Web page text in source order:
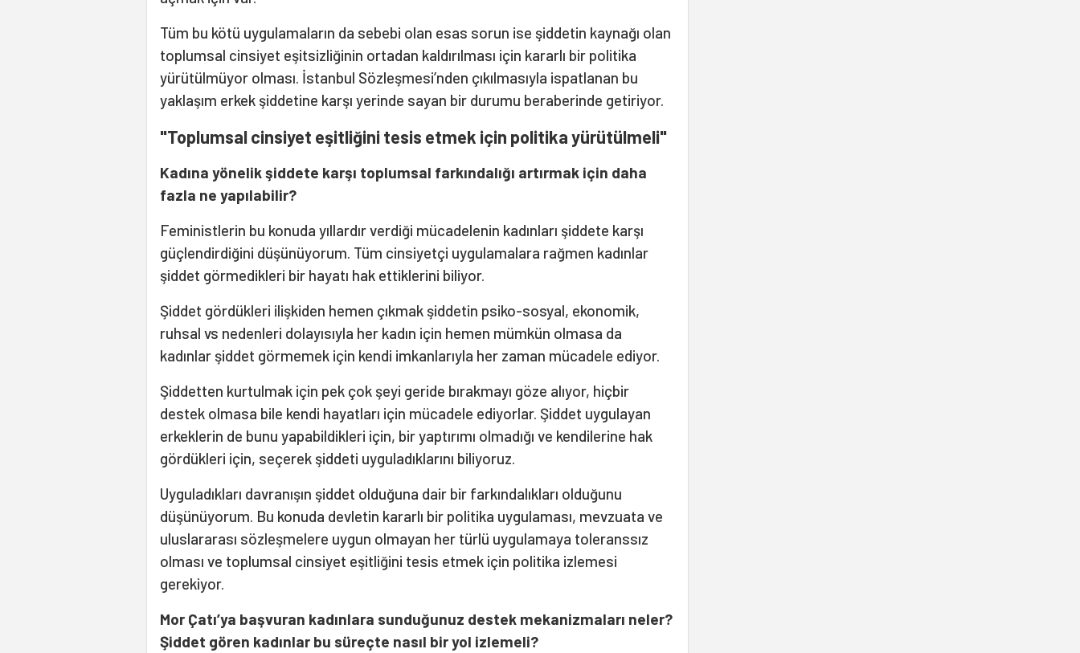
Tüm bu kötü uygulamaların da sebebi olan esas sorun ise şiddetin kaynağı olan
toplumsal cinsiyet eşitsizliğinin ortadan kaldırılması için kararlı bir politika
yürütülmüyor olması. İstanbul Sözleşmesi’nden çıkılmasıyla ispatlanan bu
yaklaşım erkek şiddetine karşı yerinde sayan bir durumu beraberinde getiriyor.
"Toplumsal cinsiyet eşitliğini tesis etmek için politika yürütülmeli"
Kadına yönelik şiddete karşı toplumsal farkındalığı artırmak için daha
fazla ne yapılabilir?
Feministlerin bu konuda yıllardır verdiği mücadelenin kadınları şiddete karşı
güçlendirdiğini düşünüyorum. Tüm cinsiyetçi uygulamalara rağmen kadınlar
şiddet görmedikleri bir hayatı hak ettiklerini biliyor.
Şiddet gördükleri ilişkiden hemen çıkmak şiddetin psiko-sosyal, ekonomik,
ruhsal vs nedenleri dolayısıyla her kadın için hemen mümkün olmasa da
kadınlar şiddet görmemek için kendi imkanlarıyla her zaman mücadele ediyor.
Şiddetten kurtulmak için pek çok şeyi geride bırakmayı göze alıyor, hiçbir
destek olmasa bile kendi hayatları için mücadele ediyorlar. Şiddet uygulayan
erkeklerin de bunu yapabildikleri için, bir yaptırımı olmadığı ve kendilerine hak
gördükleri için, seçerek şiddeti uyguladıklarını biliyoruz.
Uyguladıkları davranışın şiddet olduğuna dair bir farkındalıkları olduğunu
düşünüyorum. Bu konuda devletin kararlı bir politika uygulaması, mevzuata ve
uluslararası sözleşmelere uygun olmayan her türlü uygulamaya toleranssız
olması ve toplumsal cinsiyet eşitliğini tesis etmek için politika izlemesi
gerekiyor.
Mor Çatı’ya başvuran kadınlara sunduğunuz destek mekanizmaları neler?
Şiddet gören kadınlar bu süreçte nasıl bir yol izlemeli?